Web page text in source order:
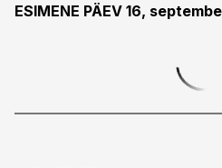
ESIMENE PÄEV 16,